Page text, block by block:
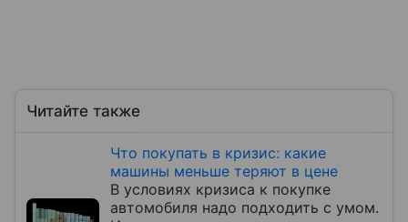
Читайте также
Что покупать в кризис: какие
машины меньше теряют в цене
В условиях кризиса к покупке
автомобиля надо подходить с умом.